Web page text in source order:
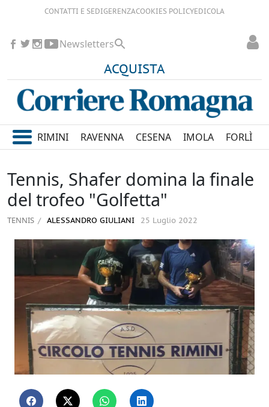
CONTATTI E SEDIGERENZACOOKIES POLICYEDICOLA
ACQUISTA
Newsletters
RIMINI RAVENNA CESENA IMOLA FORLÌ
Tennis, Shafer domina la finale
del trofeo "Golfetta"
TENNIS ALESSANDRO GIULIANI 25 Luglio 2022